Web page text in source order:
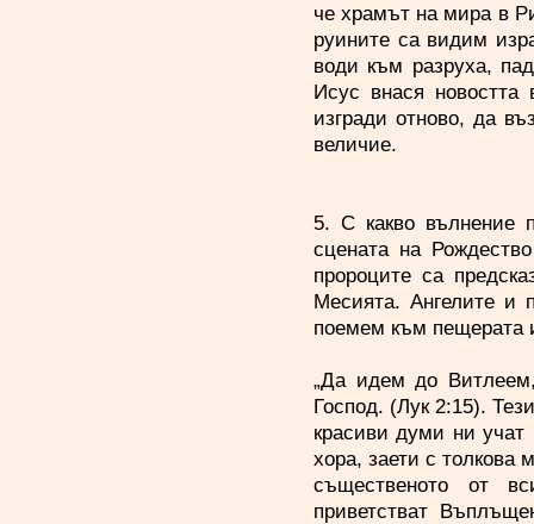
че храмът на мира в
руините са видим
води към разруха,
Исус внася
изгради отново, да
величие.
5. С какво вълнение
сцената на
пророците са
Месията. Ангелите и
поемем към пещерата
„Да идем до
Господ. (Лук 2:15).
красиви думи ни учат
хора, заети с толкова
същественото от
приветстват